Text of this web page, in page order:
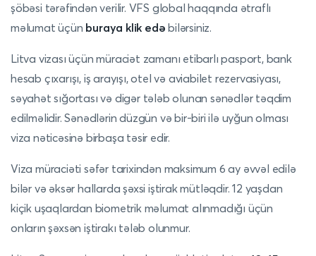
şöbəsi tərəfindən verilir. VFS global haqqında ətraflı
məlumat üçün buraya klik edəbilərsiniz.
Litva vizası üçün müraciət zamanı etibarlı pasport, bank
hesab çıxarışı, iş arayışı, otel və aviabilet rezervasiyası,
səyahət sığortası və digər tələb olunan sənədlər təqdim
edilməlidir. Sənədlərin düzgün və bir-biri ilə uyğun olması
viza nəticəsinə birbaşa təsir edir.
Viza müraciəti səfər tarixindən maksimum 6 ay əvvəl edilə
bilər və əksər hallarda şəxsi iştirak mütləqdir. 12 yaşdan
kiçik uşaqlardan biometrik məlumat alınmadığı üçün
onların şəxsən iştirakı tələb olunmur.